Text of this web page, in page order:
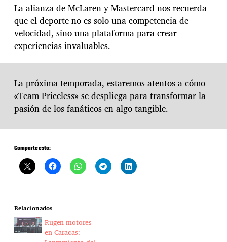
á
t
i
c
o
d
l
a
F
ó
m
a
1
La alianza de McLaren y Mastercard nos recuerda
que el deporte no es solo una competencia de
velocidad, sino una plataforma para crear
experiencias invaluables.
La próxima temporada, estaremos atentos a cómo
«Team Priceless» se despliega para transformar la
pasión de los fanáticos en algo tangible.
Comparte esto:
Relacionados
Rugen motores
en Caracas: